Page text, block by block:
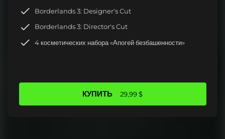
Borderlands 3: Designer's Cut
Borderlands 3: Director's Cut
4 косметических набора «Апогей безбашенности»
КУПИТЬ 29,99 $